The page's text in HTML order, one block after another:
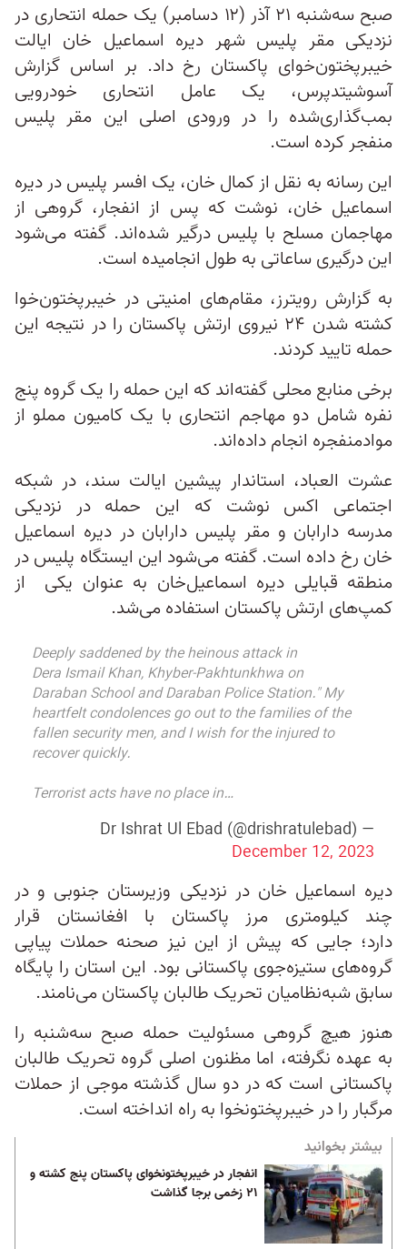
صبح سه‌شنبه ۲۱ آذر (۱۲ دسامبر) یک حمله انتحاری در
نزدیکی مقر پلیس شهر دیره اسماعیل خان ایالت
خیبرپختون‌خوای پاکستان رخ داد. بر اساس گزارش
آسوشیتدپرس، یک عامل انتحاری خودرویی
بمب‌گذاری‌شده را در ورودی اصلی این مقر پلیس
منفجر کرده است.
این رسانه به نقل از کمال خان، یک افسر پلیس در دیره
اسماعیل‌ خان، نوشت که پس از انفجار، گروهی از
مهاجمان مسلح با پلیس درگیر شده‌اند. گفته می‌شود
این درگیری ساعاتی به طول انجامیده است.
به گزارش رویترز، مقام‌های امنیتی در خیبرپختون‌خوا
کشته شدن ۲۴ نیروی ارتش پاکستان را در نتیجه این
حمله تایید کردند.
برخی منابع محلی گفته‌اند که این حمله را یک گروه پنج
نفره شامل دو مهاجم انتحاری با یک کامیون مملو از
موادمنفجره انجام داده‌اند.
عشرت العباد، استاندار پیشین ایالت سند، در شبکه
اجتماعی اکس نوشت که این حمله در نزدیکی
مدرسه دارابان و مقر پلیس دارابان در دیره اسماعیل‌
خان رخ داده است. گفته می‌شود این ایستگاه پلیس در
منطقه قبایلی دیره اسماعیل‌خان به عنوان یکی از
کمپ‌های ارتش پاکستان استفاده می‌شد.
Deeply saddened by the heinous attack in
Dera Ismail Khan, Khyber-Pakhtunkhwa on
Daraban School and Daraban Police Station." My
heartfelt condolences go out to the families of the
fallen security men, and I wish for the injured to
recover quickly.
Terrorist acts have no place in…
— Dr Ishrat Ul Ebad (@drishratulebad)
December 12, 2023
دیره اسماعیل‌ خان در نزدیکی وزیرستان جنوبی و در
چند کیلومتری مرز پاکستان با افغانستان قرار
دارد؛ جایی که پیش از این نیز صحنه حملات پیاپی
گروه‌های ستیزه‌جوی پاکستانی بود. این استان را پایگاه
سابق شبه‌نظامیان تحریک طالبان پاکستان می‌نامند.
هنوز هیچ گروهی مسئولیت حمله صبح سه‌شنبه را
به عهده نگرفته، اما مظنون اصلی گروه تحریک طالبان
پاکستانی است که در دو سال گذشته موجی از حملات
مرگبار را در خیبرپختونخوا به راه انداخته‌ است.
بیشتر بخوانید
انفجار در خیبرپختونخوای پاکستان پنج کشته و
۲۱ زخمی برجا گذاشت